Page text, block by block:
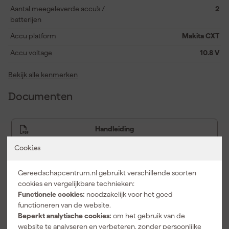
Cookies
Gereedschapcentrum.nl gebruikt verschillende soorten
cookies en vergelijkbare technieken:
Functionele cookies: noodzakelijk voor het goed
functioneren van de website.
Beperkt analytische cookies: om het gebruik van de
website te analyseren en verbeteren, zonder persoonlijke
Aantal meegeleverde accu's /
batterijen
2
Accu platform Makita CXT
Accu voltage 10.8 V
Bekijk alle kenmerken
Documenten
Handleiding
Vaak gekocht met